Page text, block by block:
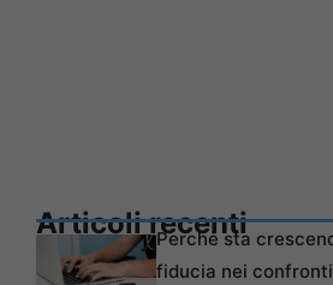
Articoli recenti
Perché sta
fiducia nei